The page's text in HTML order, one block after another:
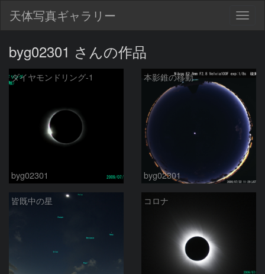
天体写真ギャラリー
byg02301 さんの作品
ダイヤモンドリング-1
byg02301
本影錐の移動
byg02301
皆既中の星 コロナ